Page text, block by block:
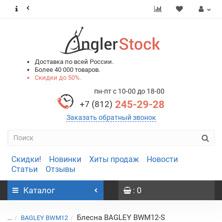
Доставка по всей России.
Более 40 000 товаров.
Скидки до 50%.
пн-пт с 10-00 до 18-00
+7 (812) 245-29-28
Заказать обратный звонок
Скидки! Новинки Хиты продаж
Новости
Статьи
Отзывы
Каталог : 0
... BAGLEY BWM12 Блесна BAGLEY BWM12-S